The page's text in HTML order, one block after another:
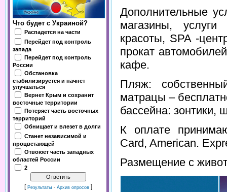
Что будет с Украиной?
Распадется на части
Перейдет под контроль
запада
Перейдет под контроль
России
Обстановка
стабилизируется и начнет
улучшаться
Вернет Крым и сохранит
восточные территории
Потеряет часть восточных
территорий
Обнищает и влезет в долги
Станет независимой и
процветающей
Отвоюет часть западных
областей России
2
[ Результаты · Архив опросов ]
Дополнительные
магазины, услуги
красоты, SPA -
прокат
кафе.
Пляж:
матрацы –
бассейна: зонтики,
К оплате
Cаrd, Americаn.
Размещение с